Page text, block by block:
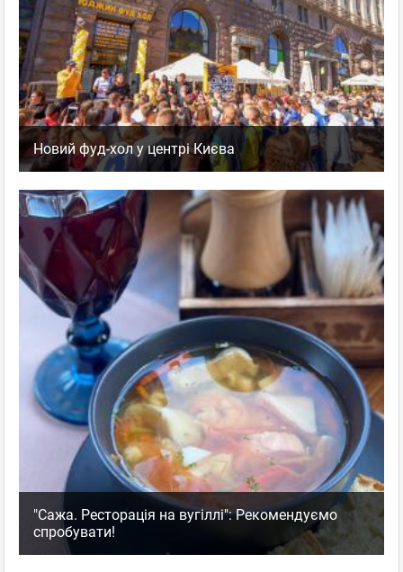
Новий фуд-хол у центрі Києва
"Сажа. Ресторація на вугіллі": Рекомендуємо
спробувати!